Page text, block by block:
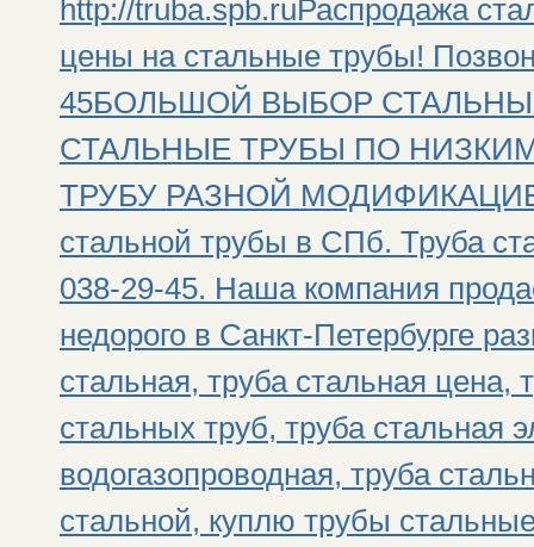
http://truba.spb.ruРаспродажа
цены на стальные трубы!
45БОЛЬШОЙ ВЫБОР
СТАЛЬНЫЕ ТРУБЫ ПО
ТРУБУ РАЗНОЙ
стальной трубы в СПб. Труба
038-29-45. Наша компания
недорого в Санкт-Петербурге
стальная, труба стальная
стальных труб, труба стальная
водогазопроводная, труба
стальной, куплю трубы